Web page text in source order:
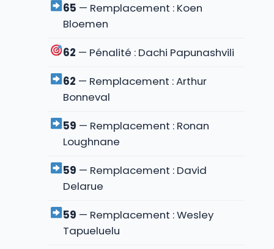
65 — Remplacement : Koen
Bloemen
62 — Pénalité : Dachi Papunashvili
62 — Remplacement : Arthur
Bonneval
59 — Remplacement : Ronan
Loughnane
59 — Remplacement : David
Delarue
59 — Remplacement : Wesley
Tapueluelu